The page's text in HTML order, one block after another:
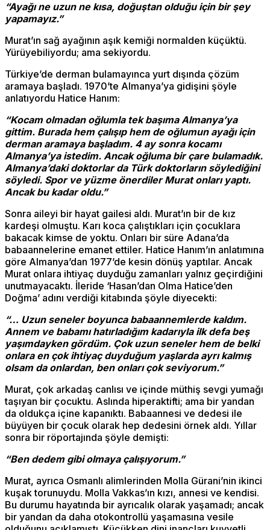
“Ayağı ne uzun ne kısa, doğuştan olduğu için bir şey
yapamayız.”
Murat’ın sağ ayağının aşık kemiği normalden küçüktü.
Yürüyebiliyordu; ama sekiyordu.
Türkiye’de derman bulamayınca yurt dışında çözüm
aramaya başladı. 1970’te Almanya’ya gidişini şöyle
anlatıyordu Hatice Hanım:
“Kocam olmadan oğlumla tek başıma Almanya’ya
gittim. Burada hem çalışıp hem de oğlumun ayağı için
derman aramaya başladım. 4 ay sonra kocamı
Almanya’ya istedim. Ancak oğluma bir çare bulamadık.
Almanya’daki doktorlar da Türk doktorların söylediğini
söyledi. Spor ve yüzme önerdiler Murat onları yaptı.
Ancak bu kadar oldu.”
Sonra aileyi bir hayat gailesi aldı. Murat’ın bir de kız
kardeşi olmuştu. Karı koca çalıştıkları için çocuklara
bakacak kimse de yoktu. Onları bir süre Adana’da
babaannelerine emanet ettiler. Hatice Hanım’ın anlatımına
göre Almanya’dan 1977’de kesin dönüş yaptılar. Ancak
Murat onlara ihtiyaç duyduğu zamanları yalnız geçirdiğini
unutmayacaktı. İleride ‘Hasan’dan Olma Hatice’den
Doğma’ adını verdiği kitabında şöyle diyecekti:
“… Uzun seneler boyunca babaannemlerde kaldım.
Annem ve babamı hatırladığım kadarıyla ilk defa beş
yaşımdayken gördüm. Çok uzun seneler hem de belki
onlara en çok ihtiyaç duyduğum yaşlarda ayrı kalmış
olsam da onlardan, ben onları çok seviyorum.”
Murat, çok arkadaş canlısı ve içinde müthiş sevgi yumağı
taşıyan bir çocuktu. Aslında hiperaktifti; ama bir yandan
da oldukça içine kapanıktı. Babaannesi ve dedesi ile
büyüyen bir çocuk olarak hep dedesini örnek aldı. Yıllar
sonra bir röportajında şöyle demişti:
“Ben dedem gibi olmaya çalışıyorum.”
Murat, ayrıca Osmanlı alimlerinden Molla Gürani’nin ikinci
kuşak torunuydu. Molla Vakkas’ın kızı, annesi ve kendisi.
Bu durumu hayatında bir ayrıcalık olarak yaşamadı; ancak
bir yandan da daha otokontrollü yaşamasına vesile